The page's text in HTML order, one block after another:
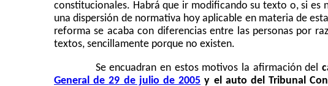
constitucionales. Habrá que ir modificando su texto o, si es
una dispersión de normativa hoy aplicable en materia de
reforma se acaba con diferencias entre las personas por
textos, sencillamente porque no existen.
Se encuadran en estos motivos la afirmación del
General
de29 de julio de 2005 y el auto del Tribunal